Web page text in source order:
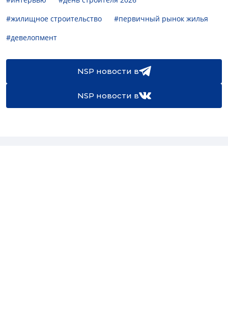
#жилищное строительство
#первичный рынок жилья
#девелопмент
NSP новости в
NSP новости в